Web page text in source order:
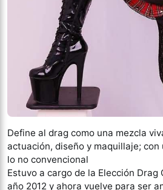
Define al drag como una mezcla
actuación, diseño y maquillaje; con
lo no convencional
Estuvo a cargo de la Elección Drag
año 2012 y ahora vuelve para ser